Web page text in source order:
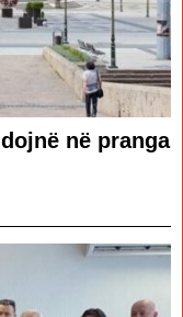
në pranga